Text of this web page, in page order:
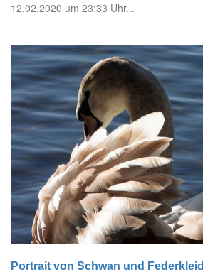
12.02.2020 um 23:33 Uhr...
Portrait von Schwan und Federkleid